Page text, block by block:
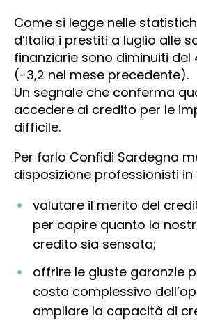
Come si legge nelle
d’Italia i prestiti a luglio alle
finanziarie sono diminuiti del
(-3,2 nel mese precedente).
Un segnale che conferma
accedere al credito per le
difficile.
Per farlo Confidi Sardegna
disposizione professionisti in
valutare il merito del
per capire quanto la
credito sia sensata;
offrire le giuste garanzie
costo complessivo
ampliare la capacità di